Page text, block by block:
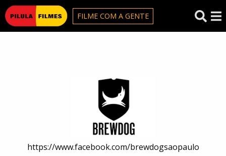
Pilula Filmes
FILME COM A GENTE
Brewdog
https://www.facebook.com/brewdogsaopaulo